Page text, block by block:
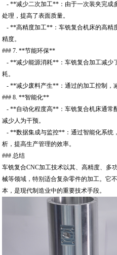
- **减少二次加工**：由于一次装夹完成
处理，提高了表面质量。
- **高精度加工**：车铣复合机床的高精
精度。
### 7. **节能环保**
- **减少能源消耗**：车铣复合加工减少
耗。
- **减少废料产生**：通过的加工控制，
### 8. **智能化**
- **自动化程度高**：车铣复合机床通常
减少人为干预。
- **数据集成与监控**：通过智能化系统
析，提高生产管理的效率。
### 总结
车铣复合CNC加工技术以其、高精度、多
械等领域，特别适合复杂零件的加工。它
本，是现代制造业中的重要技术手段。